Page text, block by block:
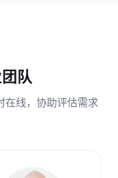
队
在线，协助评估需求